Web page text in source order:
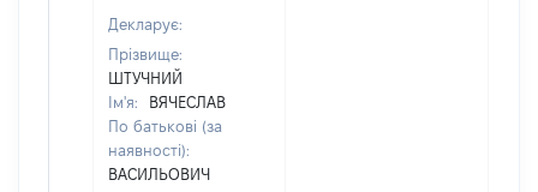
Декларує:
Прізвище:
ШТУЧНИЙ
Ім'я:
ВЯЧЕСЛАВ
По батькові (за
наявності):
ВАСИЛЬОВИЧ